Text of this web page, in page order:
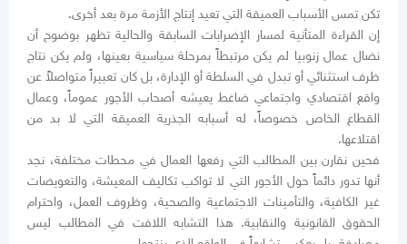
تكن تمس الأسباب العميقة التي تعيد إنتاج الأزمة مرة بعد أخرى.
إن القراءة المتأنية لمسار الإضرابات السابقة والحالية تظهر بوضوح أن
نضال عمال زنوبيا لم يكن مرتبطاً بمرحلة سياسية بعينها، ولم يكن نتاج
ظرف استثنائي أو تبدل في السلطة أو الإدارة، بل كان تعبيراً متواصلاً عن
واقع اقتصادي واجتماعي ضاغط يعيشه أصحاب الأجور عموماً، وعمال
القطاع الخاص خصوصاً، له أسبابه الجذرية العميقة التي لا بد من
اقتلاعها.
فحين نقارن بين المطالب التي رفعها العمال في محطات مختلفة، نجد
أنها تدور دائماً حول الأجور التي لا تواكب تكاليف المعيشة، والتعويضات
غير الكافية، والتأمينات الاجتماعية والصحية، وظروف العمل، واحترام
الحقوق القانونية والنقابية. هذا التشابه اللافت في المطالب ليس